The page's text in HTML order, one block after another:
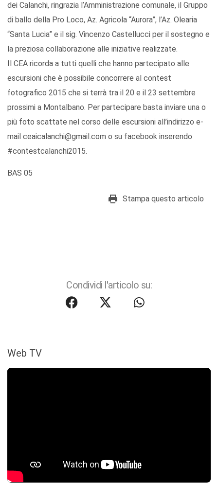
dei Calanchi, ringrazia l’Amministrazione comunale, il Gruppo
di ballo della Pro Loco, Az. Agricola “Aurora”, l’Az. Olearia
“Santa Lucia” e il sig. Vincenzo Castellucci per il sostegno e
la preziosa collaborazione alle iniziative realizzate.
Il CEA ricorda a tutti quelli che hanno partecipato alle
escursioni che è possibile concorrere al contest
fotografico 2015 che si terrà tra il 20 e il 23 settembre
prossimi a Montalbano. Per partecipare basta inviare una o
più foto scattate nel corso delle escursioni all’indirizzo e-
mail ceaicalanchi@gmail.com o su facebook inserendo
#contestcalanchi2015.
BAS 05
Stampa questo articolo
Condividi l'articolo su:
Web TV